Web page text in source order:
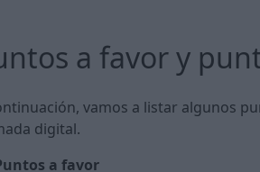
a favor y
vamos a listar algunos
digital.
a favor